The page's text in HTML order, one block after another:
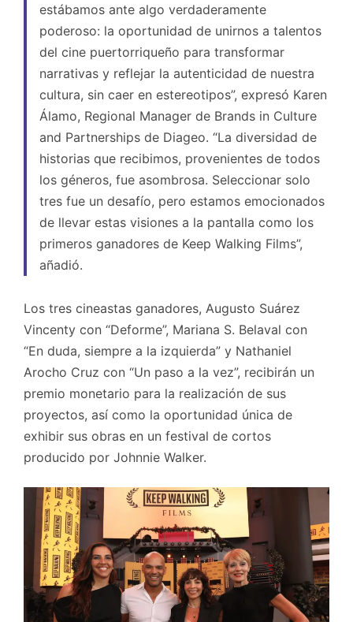
estábamos ante algo verdaderamente
poderoso: la oportunidad de unirnos a talentos
del cine puertorriqueño para transformar
narrativas y reflejar la autenticidad de nuestra
cultura, sin caer en estereotipos”, expresó Karen
Álamo, Regional Manager de Brands in Culture
and Partnerships de Diageo. “La diversidad de
historias que recibimos, provenientes de todos
los géneros, fue asombrosa. Seleccionar solo
tres fue un desafío, pero estamos emocionados
de llevar estas visiones a la pantalla como los
primeros ganadores de Keep Walking Films”,
añadió.
Los tres cineastas ganadores, Augusto Suárez
Vincenty con “Deforme”, Mariana S. Belaval con
“En duda, siempre a la izquierda” y Nathaniel
Arocho Cruz con “Un paso a la vez”, recibirán un
premio monetario para la realización de sus
proyectos, así como la oportunidad única de
exhibir sus obras en un festival de cortos
producido por Johnnie Walker.